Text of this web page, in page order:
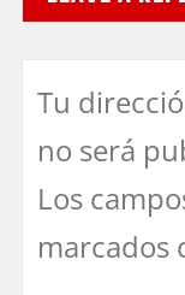
Tu
no será
Los
marcados